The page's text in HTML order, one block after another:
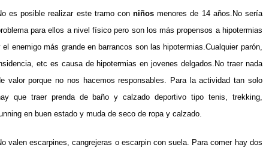
es posible realizar este tramo conniños menores de 14 años.No sería
para ellos a nivel físico pero son los más propensos a hipotermias
el enemigo más grande en barrancos son las hipotermias.Cualquier parón,
etc es causa de hipotermias en jovenes delgados. No traer nada
valor porque no nos hacemos responsables. Para la actividad tan solo
que traer prenda de baño y calzado deportivo tipo tenis, trekking,
en buen estado y muda de seco de ropa y calzado.
valen escarpines, cangrejeras o escarpin con suela. Para comer hay dos